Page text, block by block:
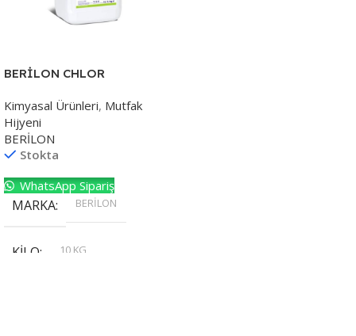
BERİLON CHLOR
Kimyasal Ürünleri, Mutfak
Hijyeni
BERİLON
Stokta
WhatsApp Sipariş
MARKA BERİLON
KILO
10 KG